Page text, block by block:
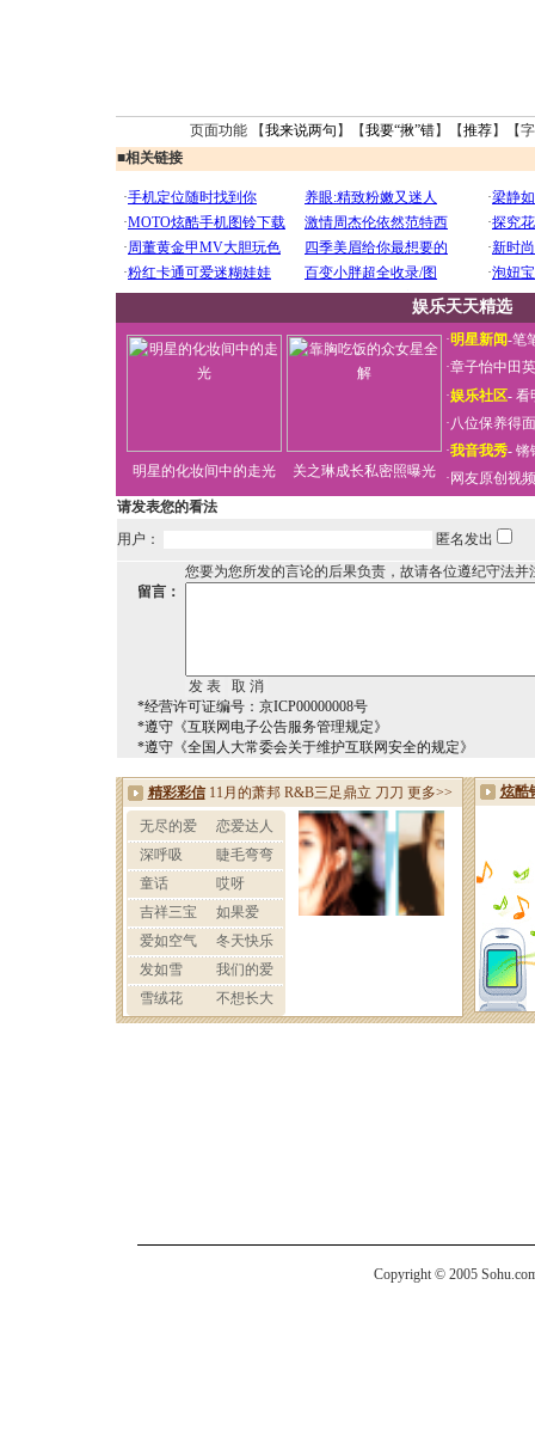
页面功能 【我来说两句 】【我要“揪”错】【推荐】【
■相关链接
娱乐天天精选
明星的化妆间中的走光 关之琳成长私密照曝光
·明星新闻-笔
·章子怡中田
·娱乐社区- 看
·八位保养得
·我音我秀- 锵
· 网友原创视
请发表您的看法
用户：
匿名发出
您要为您所发的言论的后果负责，故请各位遵纪守法并
留言：
*经营许可证编号：京ICP00000008号
*遵守《互联网电子公告服务管理规定》
*遵守《全国人大常委会关于维护互联网安全的规定》
Copyright © 2005